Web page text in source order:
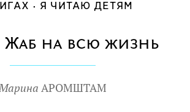
Я ЧИТАЮ ДЕТЯМ
Жаб на всю жизнь
АРОМШТАМ